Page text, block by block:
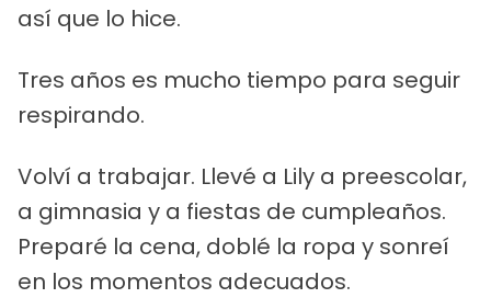
así que lo hice.
Tres años es mucho tiempo para seguir
respirando.
Volví a trabajar. Llevé a Lily a preescolar,
a gimnasia y a fiestas de cumpleaños.
Preparé la cena, doblé la ropa y sonreí
en los momentos adecuados.